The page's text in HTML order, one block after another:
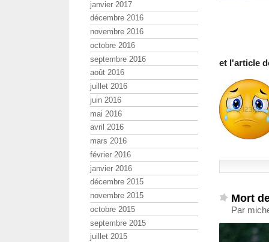
et l'article
Mort
Par
janvier 2017
décembre 2016
novembre 2016
octobre 2016
septembre 2016
août 2016
juillet 2016
juin 2016
mai 2016
avril 2016
mars 2016
février 2016
janvier 2016
décembre 2015
novembre 2015
octobre 2015
septembre 2015
juillet 2015